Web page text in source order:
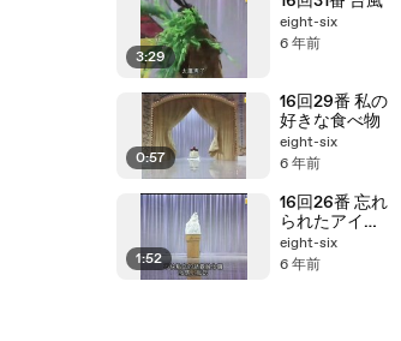
3:29
eight-six
6 年前
0:57
16回29番 私の
好きな食べ物
eight-six
6 年前
1:52
16回26番 忘れ
られたアイス
クリーム
eight-six
6 年前